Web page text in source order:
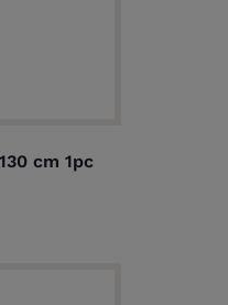
cm 1pc